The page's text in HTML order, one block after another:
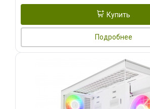
Купить
Подробнее